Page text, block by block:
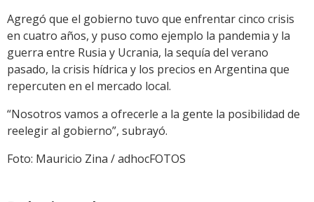
Agregó que el gobierno tuvo que enfrentar cinco crisis
en cuatro años, y puso como ejemplo la pandemia y la
guerra entre Rusia y Ucrania, la sequía del verano
pasado, la crisis hídrica y los precios en Argentina que
repercuten en el mercado local.
“Nosotros vamos a ofrecerle a la gente la posibilidad de
reelegir al gobierno”, subrayó.
Foto: Mauricio Zina / adhocFOTOS